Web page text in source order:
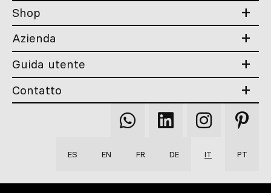
Shop
Azienda
Guida utente
Contatto
Qooqer
WhatsApp
Qooqer
Linkedin
Qooqer
Instagram
Qooqer
ES EN FR DE IT PT